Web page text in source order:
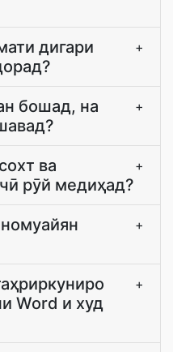
дигари
+
бошад, на
+
ва
рӯй медиҳад?
+
+
Word и худ
+